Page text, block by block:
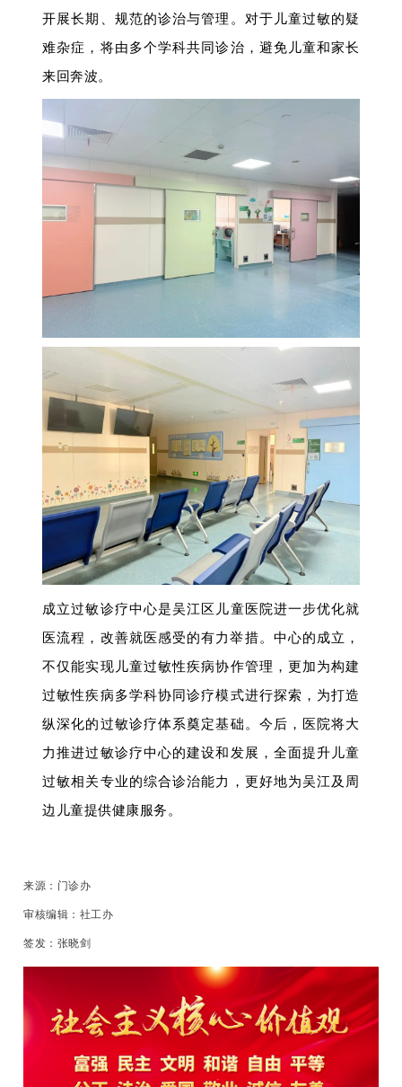
开展长期、规范的诊治与管理。对于儿童过敏的疑
难杂症，将由多个学科共同诊治，避免儿童和家长
来回奔波。
成立过敏诊疗中心是吴江区儿童医院进一步优化就
医流程，改善就医感受的有力举措。 中心的成立，
不仅能实现儿童过敏性疾病协作管理，更加为构建
过敏性疾病多学科协同诊疗模式进行探索，为打造
纵深化的过敏诊疗体系奠定基础。今后，医院将大
力推进过敏诊疗中心的建设和发展，全面提升儿童
过敏相关专业的综合诊治能力，更好地为吴江及周
边儿童提供健康服务。
来源：门诊办
审核编辑：社工办
签发：张晓剑